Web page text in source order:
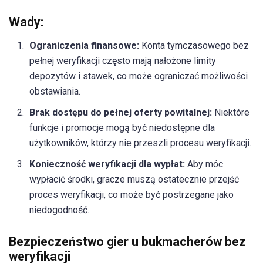
Wady:
Ograniczenia finansowe: Konta tymczasowego bez
pełnej weryfikacji często mają nałożone limity
depozytów i stawek, co może ograniczać możliwości
obstawiania.
Brak dostępu do pełnej oferty powitalnej: Niektóre
funkcje i promocje mogą być niedostępne dla
użytkowników, którzy nie przeszli procesu weryfikacji.
Konieczność weryfikacji dla wypłat: Aby móc
wypłacić środki, gracze muszą ostatecznie przejść
proces weryfikacji, co może być postrzegane jako
niedogodność.
Bezpieczeństwo gier u bukmacherów bez
weryfikacji